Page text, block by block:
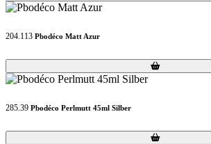
204.113 Pbodéco Matt Azur
Loading...
Loading...
285.39 Pbodéco Perlmutt 45ml Silber
Loading...
Loading...